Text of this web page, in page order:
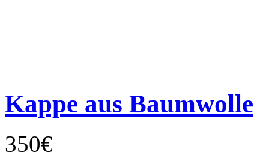
Kappe aus Baumwolle
350€